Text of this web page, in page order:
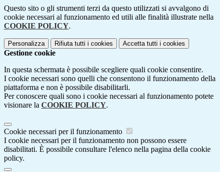
Questo sito o gli strumenti terzi da questo utilizzati si avvalgono di
cookie necessari al funzionamento ed utili alle finalità illustrate nella
COOKIE POLICY.
Personalizza Rifiuta tutti i cookies Accetta tutti i cookies
Gestione cookie
In questa schermata è possibile scegliere quali cookie consentire.
I cookie necessari sono quelli che consentono il funzionamento della
piattaforma e non è possibile disabilitarli.
Per conoscere quali sono i cookie necessari al funzionamento potete
visionare la COOKIE POLICY.
Cookie necessari per il funzionamento
I cookie necessari per il funzionamento non possono essere
disabilitati. È possibile consultare l'elenco nella pagina della cookie
policy.